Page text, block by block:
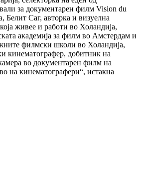
за документарен филм Vision du
Белит Саг, авторка и визуелна
живее и работи во Холандија,
академија за филм во Амстердам и
филмски школи во Холандија,
кинематографер, добитник на
во документарен филм на
на кинематографери“, истакна